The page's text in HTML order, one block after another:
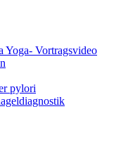
Yoga- Vortragsvideo
pylori